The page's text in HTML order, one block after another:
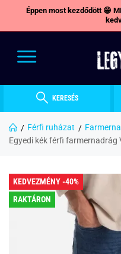
Éppen most kezdődött 😁
KERESÉS
Férfi ruházat
Egyedi kék férfi farmernadrág
KEDVEZMÉNY -40%
RAKTÁRON